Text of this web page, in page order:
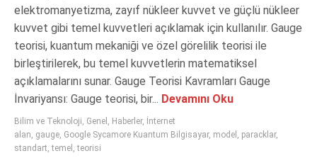
elektromanyetizma, zayıf nükleer kuvvet ve güçlü nükleer
kuvvet gibi temel kuvvetleri açıklamak için kullanılır. Gauge
teorisi, kuantum mekaniği ve özel görelilik teorisi ile
birleştirilerek, bu temel kuvvetlerin matematiksel
açıklamalarını sunar. Gauge Teorisi Kavramları Gauge
İnvariyansı: Gauge teorisi, bir... Devamını Oku
Bilim ve Teknoloji, Genel , Haberler, İnternet
alan, gauge, Google Sycamore Kuantum Bilgisayar, model , paracklar,
standart,temel ,teorisi